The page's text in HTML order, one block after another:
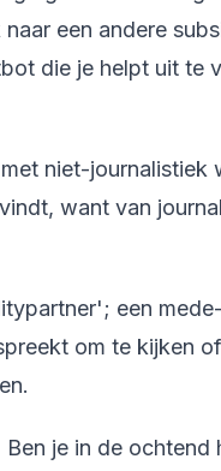
een andere
die je helpt uit te
niet-journalistiek
want van
een
om te kijken
Ben je in de